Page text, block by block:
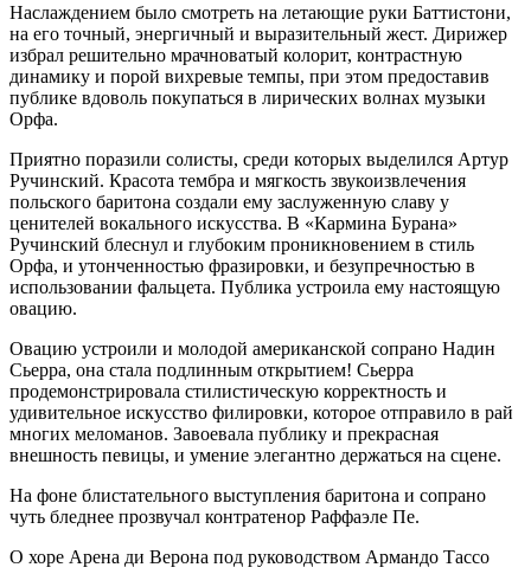
Наслаждением было смотреть на летающие руки Баттистони,
на его точный, энергичный и выразительный жест. Дирижер
избрал решительно мрачноватый колорит, контрастную
динамику и порой вихревые темпы, при этом предоставив
публике вдоволь покупаться в лирических волнах музыки
Орфа.
Приятно поразили солисты, среди которых выделился Артур
Ручинский. Красота тембра и мягкость звукоизвлечения
польского баритона создали ему заслуженную славу у
ценителей вокального искусства. В «Кармина Бурана»
Ручинский блеснул и глубоким проникновением в стиль
Орфа, и утонченностью фразировки, и безупречностью в
использовании фальцета. Публика устроила ему настоящую
овацию.
Овацию устроили и молодой американской сопрано Надин
Сьерра, она стала подлинным открытием! Сьерра
продемонстрировала стилистическую корректность и
удивительное искусство филировки, которое отправило в рай
многих меломанов. Завоевала публику и прекрасная
внешность певицы, и умение элегантно держаться на сцене.
На фоне блистательного выступления баритона и сопрано
чуть бледнее прозвучал контратенор Раффаэле Пе.
О хоре Арена ди Верона под руководством Армандо Тассо